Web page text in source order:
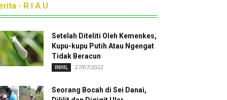
- R I A U
Setelah Diteliti Oleh Kemenkes,
Kupu-kupu Putih Atau Ngengat
Tidak Beracun
INHIL 27/07/2022
Seorang Bocah di Sei Danai,